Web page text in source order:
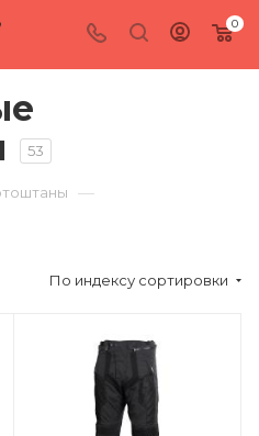
0
53
—
По индексу сортировки